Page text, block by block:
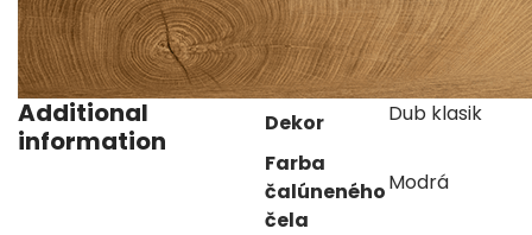
Additional
information
Dekor
Dub klasik
Farba
čalúneného
čela
Modrá